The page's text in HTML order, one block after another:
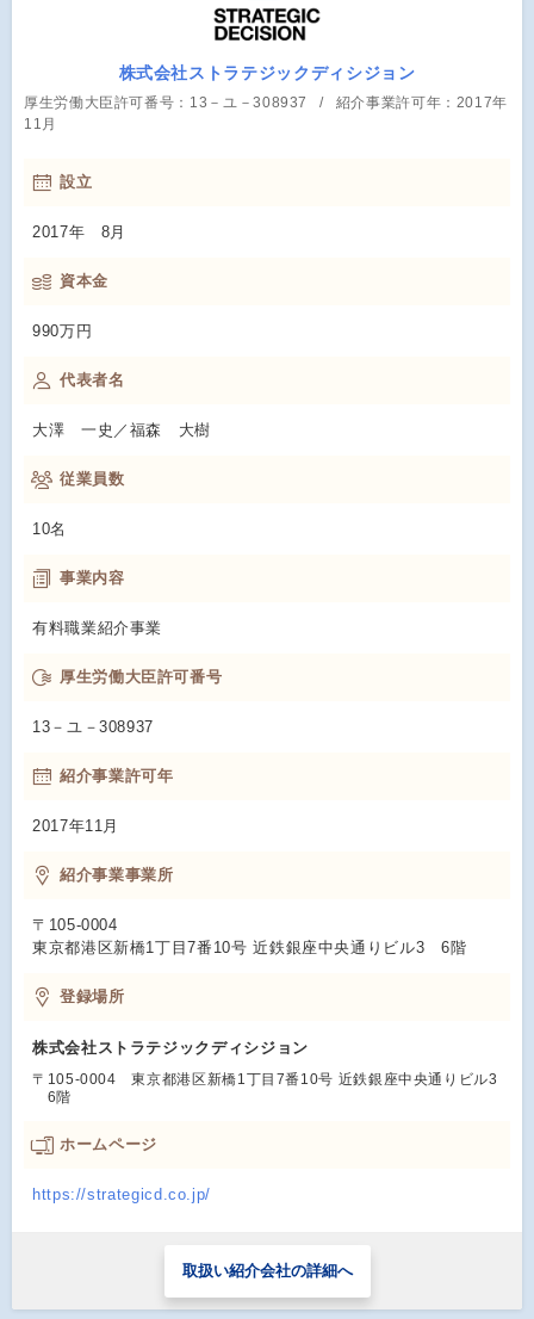
株式会社ストラテジックディシジョン
厚生労働大臣許可番号：13－ユ－308937
紹介事業許可年：2017年
11月
設立
2017年 8月
資本金
990万円
代表者名
大澤 一史／福森 大樹
従業員数
10名
事業内容
有料職業紹介事業
厚生労働大臣許可番号
13－ユ－308937
紹介事業許可年
2017年11月
紹介事業事業所
〒105-0004
東京都港区新橋1丁目7番10号 近鉄銀座中央通りビル3 6階
登録場所
株式会社ストラテジックディシジョン
〒105-0004 東京都港区新橋1丁目7番10号 近鉄銀座中央通りビル3
6階
ホームページ
https://strategicd.co.jp/
取扱い紹介会社の詳細へ